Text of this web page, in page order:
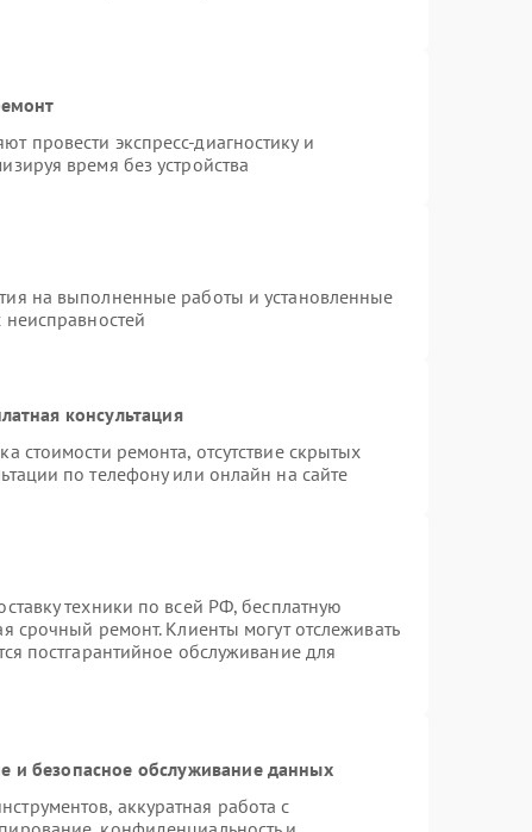
провести экспресс-диагностику и
время без устройства
на выполненные работы и установленные
консультация
стоимости ремонта, отсутствие скрытых
по телефону или онлайн на сайте
техники по всей РФ, бесплатную
срочный ремонт. Клиенты могут отслеживать
постгарантийное обслуживание для
безопасное обслуживание данных
аккуратная работа с